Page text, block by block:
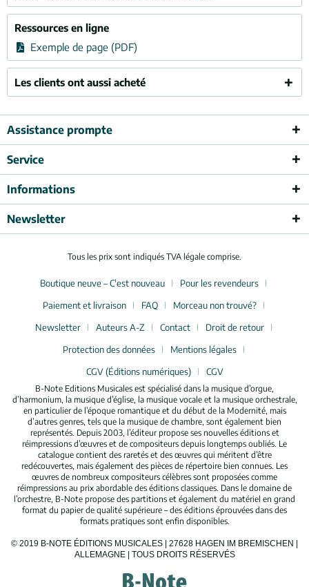
Ressources en ligne
Exemple de page (PDF)
Les clients ont aussi acheté
Assistance prompte
Service
Informations
Newsletter
Tous les prix sont indiqués TVA légale comprise.
Boutique neuve – C'est nouveau
Pour les revendeurs
Paiement et livraison
FAQ
Morceau non trouvé?
Newsletter
Auteurs A-Z Contact
Droit de retour
Protection des données
Mentions légales
CGV (Éditions numériques)
CGV
B-Note Editions Musicales est spécialisé dans la musique d’orgue,
d’harmonium, la musique d’église, la musique vocale et la musique orchestrale,
en particulier de l’époque romantique et du début de la Modernité, mais
d’autres genres, tels que la musique de chambre, sont également bien
représentés. Depuis 2003, l’éditeur propose ses nouvelles éditions et
réimpressions d’œuvres et de compositeurs depuis longtemps oubliés. Le
catalogue contient des raretés et des œuvres qui méritent d’être
redécouvertes, mais également des pièces de répertoire bien connues. Les
œuvres de nombreux compositeurs célèbres sont proposées comme
réimpressions au prix abordable des éditions classiques. Dans le domaine de
l’orchestre, B-Note propose des partitions et également du matériel en grand
format du papier de qualité supérieure – des éditions éprouvées dans des
formats pratiques sont enfin disponibles.
© 2019 B-NOTE ÉDITIONS MUSICALES | 27628 HAGEN IM BREMISCHEN |
ALLEMAGNE | TOUS DROITS RÉSERVÉS